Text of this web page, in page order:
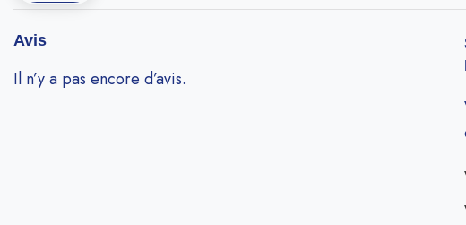
Avis
Il n’y a pas encore d’avis.